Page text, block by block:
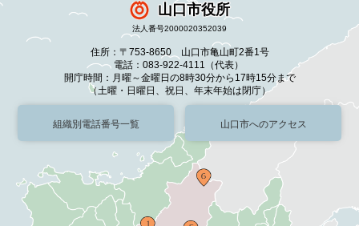
山口市役所
法人番号2000020352039
住所：〒753-8650 山口市亀山町2番1号
電話：083-922-4111（代表）
開庁時間：月曜～金曜日の8時30分から17時15分まで
（土曜・日曜日、祝日、年末年始は閉庁）
組織別電話番号一覧 山口市へのアクセス